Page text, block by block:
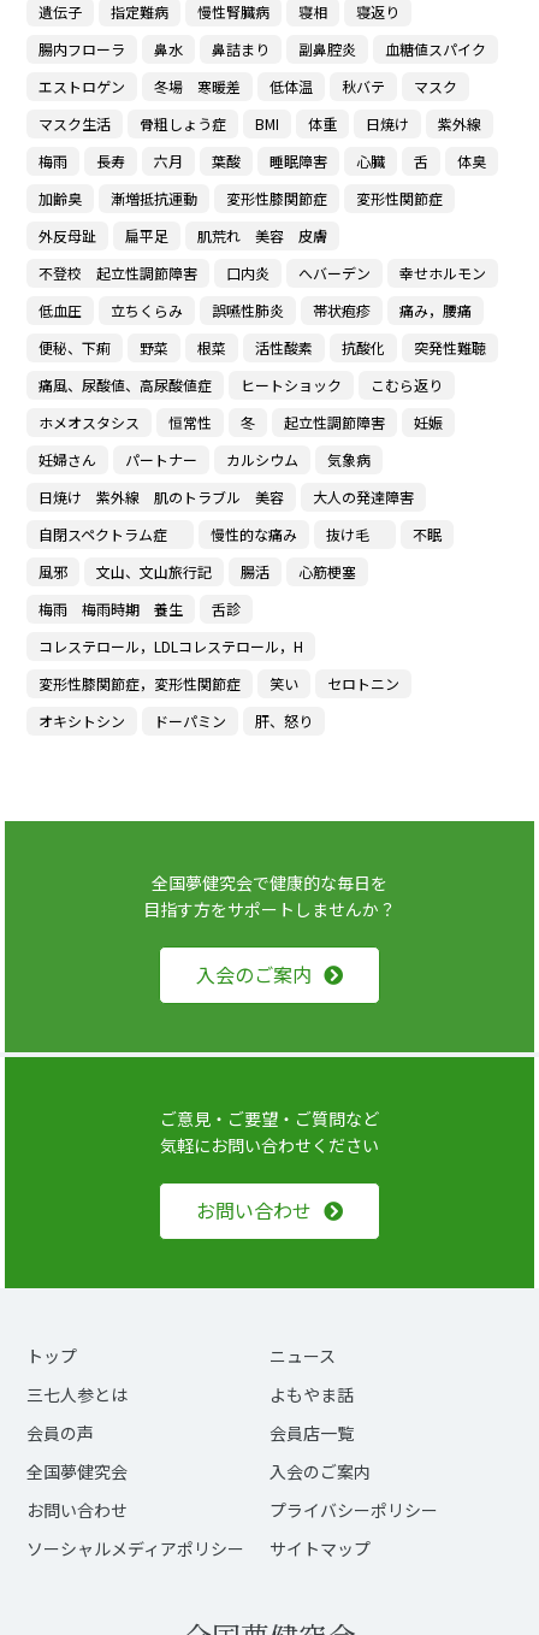
遺伝子
指定難病 慢性腎臓病 寝相
寝返り
腸内フローラ
鼻水 鼻詰まり 副鼻腔炎
血糖値スパイク
エストロゲン
冬場 寒暖差 低体温 秋バテ
マスク
マスク生活
骨粗しょう症 BMI 体重 日焼け
紫外線
梅雨
長寿 六月 葉酸 睡眠障害 心臓 舌
体臭
加齢臭
漸増抵抗運動 変形性膝関節症
変形性関節症
外反母趾
扁平足
肌荒れ 美容 皮膚
不登校 起立性調節障害
口内炎 へバーデン
幸せホルモン
低血圧
立ちくらみ 誤嚥性肺炎 帯状疱疹
痛み，腰痛
便秘、下痢
野菜 根菜 活性酸素 抗酸化
突発性難聴
痛風、尿酸値、高尿酸値症
ヒートショック
こむら返り
ホメオスタシス
恒常性 冬 起立性調節障害
妊娠
妊婦さん
パートナー カルシウム
気象病
日焼け 紫外線 肌のトラブル 美容
大人の発達障害
自閉スペクトラム症
慢性的な痛み 抜け毛
不眠
風邪
文山、文山旅行記 腸活
心筋梗塞
梅雨 梅雨時期 養生
舌診
コレステロール，LDLコレステロール，H
変形性膝関節症，変形性関節症
笑い
セロトニン
オキシトシン
ドーパミン 肝、怒り
全国夢健究会で健康的な毎日を
目指す方をサポートしませんか？
入会のご案内
ご意見・ご要望・ご質問など
気軽にお問い合わせください
お問い合わせ
トップ
ニュース
三七人参とは
よもやま話
会員の声
会員店一覧
全国夢健究会
入会のご案内
お問い合わせ
プライバシーポリシー
ソーシャルメディアポリシー
サイトマップ